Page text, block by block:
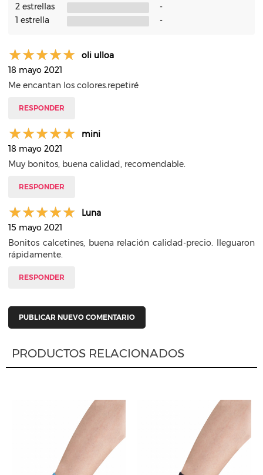
2 estrellas
-
1 estrella
-
oli ulloa
18 mayo 2021
Me encantan los colores.repetiré
RESPONDER
mini
18 mayo 2021
Muy bonitos, buena calidad, recomendable.
RESPONDER
Luna
15 mayo 2021
Bonitos calcetines, buena relación calidad-precio. lleguaron
rápidamente.
RESPONDER
PUBLICAR NUEVO COMENTARIO
PRODUCTOS RELACIONADOS